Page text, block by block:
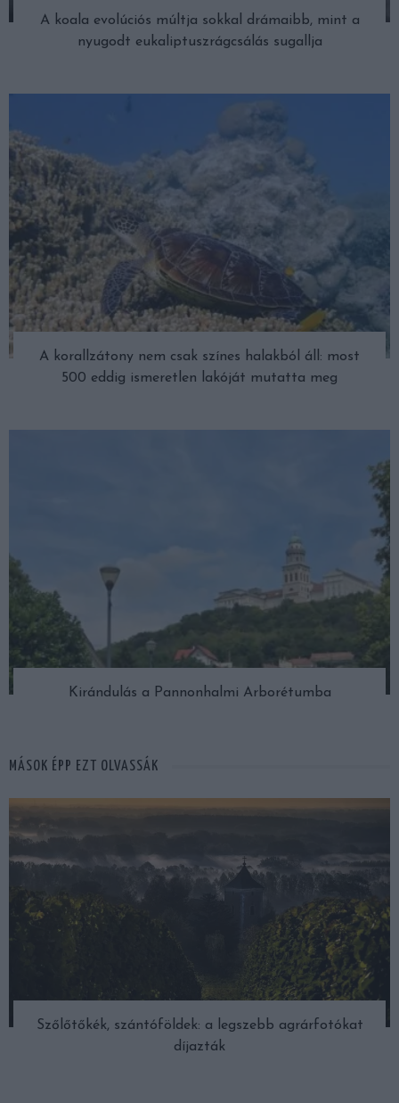
A koala evolúciós múltja sokkal drámaibb, mint a
nyugodt eukaliptuszrágcsálás sugallja
A korallzátony nem csak színes halakból áll: most
500 eddig ismeretlen lakóját mutatta meg
Kirándulás a Pannonhalmi Arborétumba
MÁSOK ÉPP EZT OLVASSÁK
Szőlőtőkék, szántóföldek: a legszebb agrárfotókat
díjazták